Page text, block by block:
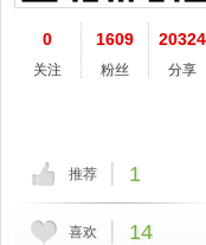
0
关注
1609
粉丝
20324
分享
推荐 1
喜欢 14